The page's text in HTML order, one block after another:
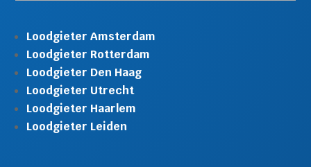
Loodgieter Amsterdam
Loodgieter Rotterdam
Loodgieter Den Haag
Loodgieter Utrecht
Loodgieter Haarlem
Loodgieter Leiden